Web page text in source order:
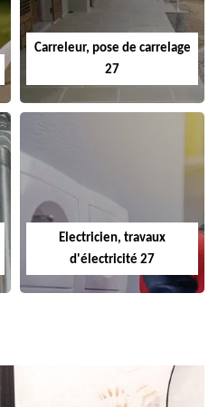
Carreleur, pose de carrelage
27
Electricien, travaux
d'électricité 27